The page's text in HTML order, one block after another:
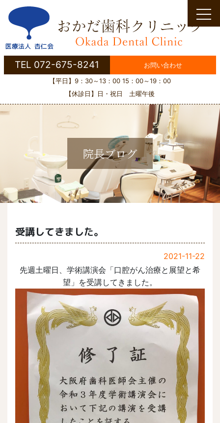
Skip
content
TEL 072-675-8241
お問い合わせ
【平日】9：30～13：00 15：00～19：00
【休診日】日・祝日 土曜午後
院長ブログ
受講してきました。
2021-11-22
先週土曜日、学術講演会「口腔がん治療と展望と希
望」を受講してきました。